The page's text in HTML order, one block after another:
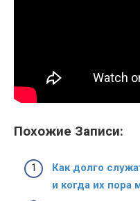
Похожие Записи:
Как долго
и когда их пора